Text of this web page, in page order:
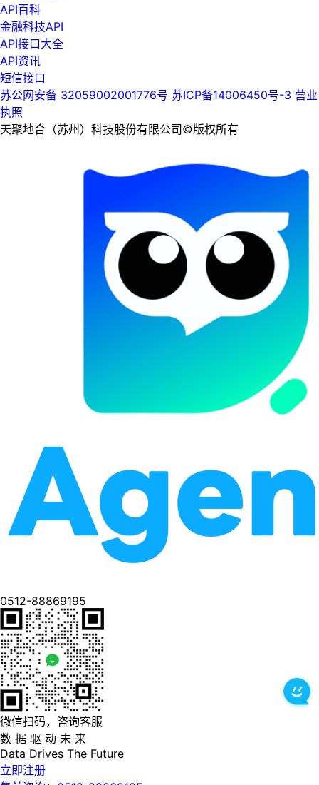
API百科
金融科技API
API接口大全
API资讯
短信接口
苏公网安备 32059002001776号 苏ICP备14006450号-3 营业
执照
天聚地合（苏州）科技股份有限公司©版权所有
0512-88869195
微信扫码，咨询客服
数 据 驱 动 未 来
Data Drives The Future
立即注册